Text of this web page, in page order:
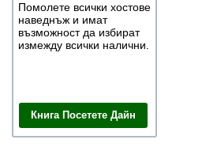
Помолете всички хостове
наведнъж и имат
възможност да избират
измежду всички налични.
Книга Посетете Дайн